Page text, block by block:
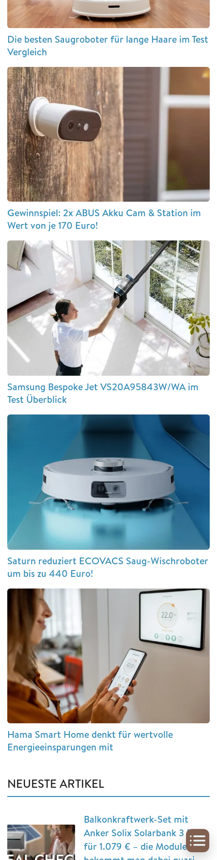
Die besten Saugroboter für lange Haare im Test
Vergleich
Gewinnspiel: 2x ABUS Akku Cam & Station im
Wert von je 170 Euro!
Samsung Bespoke Jet VS20A95843W/WA im
Test Überblick
Saturn reduziert ECOVACS Saug-Wischroboter
um bis zu 440 Euro!
Hama Smart Home denkt für wertvolle
Energieeinsparungen mit
NEUESTE ARTIKEL
Balkonkraftwerk-Set mit
Anker Solix Solarbank 3 Pro
für 1.079 € – die Module